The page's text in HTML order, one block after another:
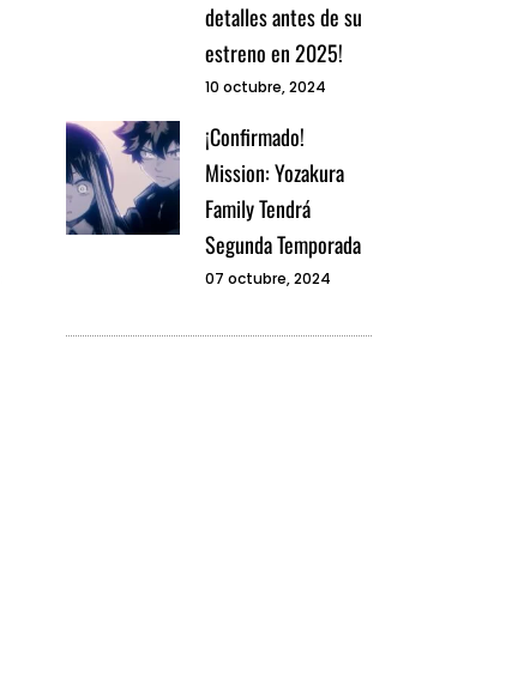
detalles antes de su
estreno en 2025!
10 octubre, 2024
¡Confirmado!
Mission: Yozakura
Family Tendrá
Segunda Temporada
07 octubre, 2024